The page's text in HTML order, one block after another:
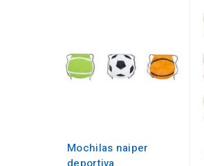
Mochilas naiper